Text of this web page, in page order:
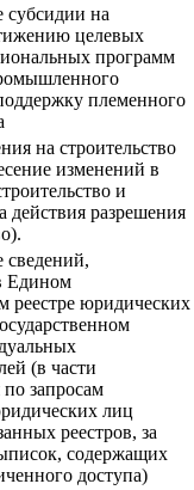
субсидии на
целевых
программ
племенного
на строительство
изменений в
и
действия разрешения
сведений,
Едином
реестре юридических
(в части
по запросам
лиц
реестров, за
содержащих
доступа)